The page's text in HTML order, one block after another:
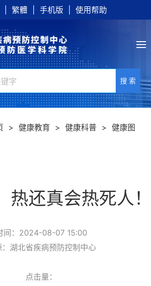
繁體 手机版 使用帮助
搜 索
> 健康教育 > 健康科普 > 健康图
热还真会热死人
间：2024-08-07 15:00
：湖北省疾病预防控制中心
点击量：